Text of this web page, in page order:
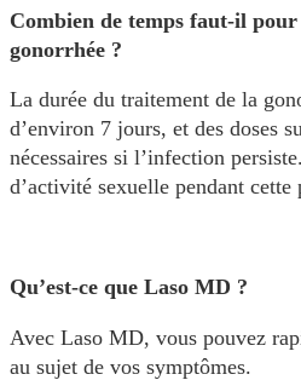
Combien de temps faut-il pour
gonorrhée ?
La durée du traitement de la
d’environ 7 jours, et des doses
nécessaires si l’infection
d’activité sexuelle pendant cette
Qu’est-ce que Laso MD ?
Avec Laso MD, vous pouvez
au sujet de vos symptômes.